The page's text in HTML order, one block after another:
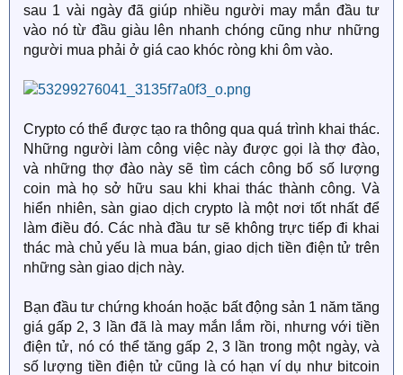
sau 1 vài ngày đã giúp nhiều người may mắn đầu tư
vào nó từ đầu giàu lên nhanh chóng cũng như những
người mua phải ở giá cao khóc ròng khi ôm vào.
Crypto có thể được tạo ra thông qua quá trình khai thác.
Những người làm công việc này được gọi là thợ đào,
và những thợ đào này sẽ tìm cách công bố số lượng
coin mà họ sở hữu sau khi khai thác thành công. Và
hiển nhiên, sàn giao dịch crypto là một nơi tốt nhất để
làm điều đó. Các nhà đầu tư sẽ không trực tiếp đi khai
thác mà chủ yếu là mua bán, giao dịch tiền điện tử trên
những sàn giao dịch này.
Bạn đầu tư chứng khoán hoặc bất động sản 1 năm tăng
giá gấp 2, 3 lần đã là may mắn lắm rồi, nhưng với tiền
điện tử, nó có thể tăng gấp 2, 3 lần trong một ngày, và
số lượng tiền điện tử cũng là có hạn ví dụ như bitcoin